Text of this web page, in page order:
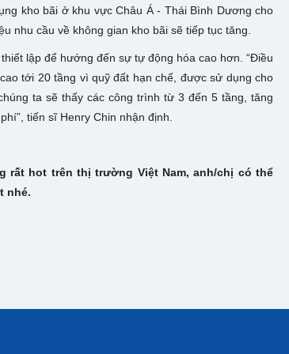
kho bãi ở khu vực Châu Á - Thái Bình Dương cho
nhu cầu về không gian kho bãi sẽ tiếp tục tăng.
lập để hướng đến sự tự động hóa cao hơn. “Điều
tới 20 tầng vì quỹ đất hạn chế, được sử dụng cho
ta sẽ thấy các công trình từ 3 đến 5 tầng, tăng
tiến sĩ Henry Chin nhận định.
rất hot trên thị trường Việt Nam, anh/chị có thể
nhé.